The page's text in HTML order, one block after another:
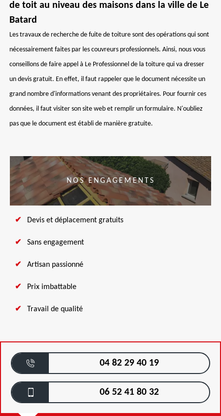
de toit au niveau des maisons dans la ville de Le
Batard
Les travaux de recherche de fuite de toiture sont des opérations qui sont
nécessairement faites par les couvreurs professionnels. Ainsi, nous vous
conseillons de faire appel à Le Professionnel de la toiture qui va dresser
un devis gratuit. En effet, il faut rappeler que le document nécessite un
grand nombre d'informations venant des propriétaires. Pour fournir ces
données, il faut visiter son site web et remplir un formulaire. N'oubliez
pas que le document est établi de manière gratuite.
NOS ENGAGEMENTS
Devis et déplacement gratuits
Sans engagement
Artisan passionné
Prix imbattable
Travail de qualité
04 82 29 40 19
06 52 41 80 32